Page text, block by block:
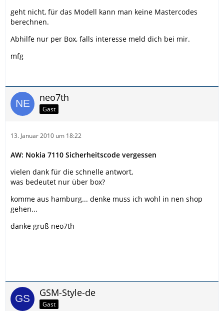
geht nicht, für das Modell kann man keine Mastercodes
berechnen.
Abhilfe nur per Box, falls interesse meld dich bei mir.
mfg
neo7th
Gast
13. Januar 2010 um 18:22
AW: Nokia 7110 Sicherheitscode vergessen
vielen dank für die schnelle antwort,
was bedeutet nur über box?
komme aus hamburg... denke muss ich wohl in nen shop
gehen...
danke gruß neo7th
GSM-Style-de
Gast